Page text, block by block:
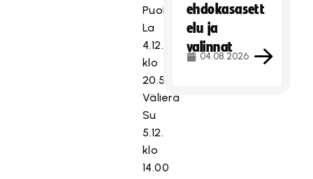
Puolivälierä
La
4.12.
klo
20.55
Välierä
Su
5.12.
klo
14.00
ehdokasasett
elu ja
valinnat
04.08.2026